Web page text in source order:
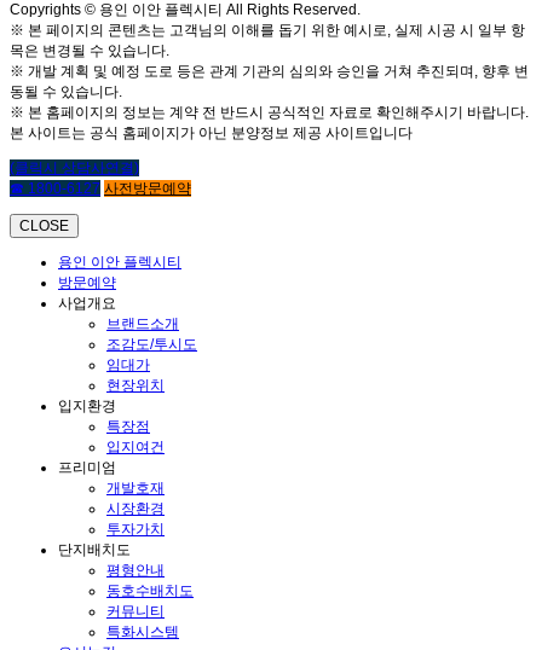
Copyrights © 용인 이안 플렉시티 All Rights Reserved.
※ 본 페이지의 콘텐츠는 고객님의 이해를 돕기 위한 예시로, 실제 시공 시 일부 항
목은 변경될 수 있습니다.
※ 개발 계획 및 예정 도로 등은 관계 기관의 심의와 승인을 거쳐 추진되며, 향후 변
동될 수 있습니다.
※ 본 홈페이지의 정보는 계약 전 반드시 공식적인 자료로 확인해주시기 바랍니다.
본 사이트는 공식 홈페이지가 아닌 분양정보 제공 사이트입니다
(클릭시 상담사연결)
☎ 1800-6127 사전방문예약
CLOSE
용인 이안 플렉시티
방문예약
사업개요
브랜드소개
조감도/투시도
임대가
현장위치
입지환경
특장점
입지여건
프리미엄
개발호재
시장환경
투자가치
단지배치도
평형안내
동호수배치도
커뮤니티
특화시스템